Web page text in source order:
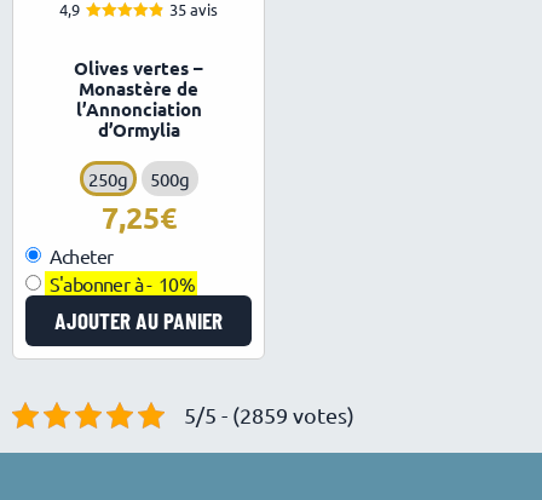
4,9 35 avis
Olives vertes –
Monastère de
l’Annonciation
d’Ormylia
250g 500g
7,25
Acheter
S'abonner à - 10%
AJOUTER AU PANIER
5/5 - (2859 votes)